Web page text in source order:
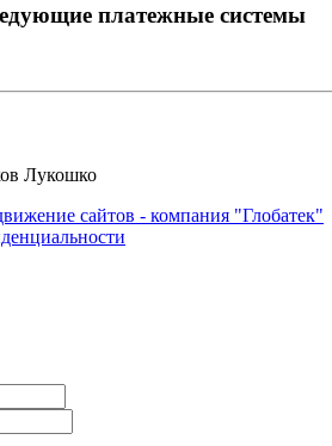
платежные системы
Лукошко
сайтов - компания "Глобатек"